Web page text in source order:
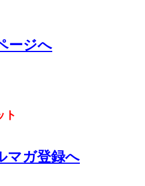
ージへ
ト
マガ登録へ